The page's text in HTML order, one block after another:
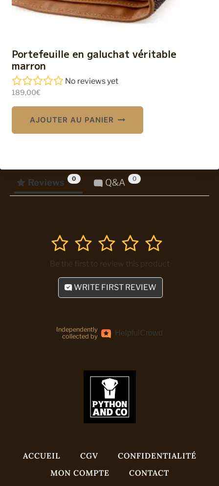
Portefeuille en galuchat véritable
marron
No reviews yet
189,00€
AJOUTER AU PANIER
Reviews 0 Q&A 0
5
4
3
2
1
Be the first to review this product
WRITE FIRST REVIEW
Independently
collected by
Helpful Crowd
ACCUEIL CGV
CONFIDENTIALITÉ
MON COMPTE
CONTACT